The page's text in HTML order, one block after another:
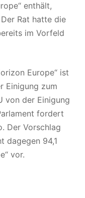
enthält,
Rat hatte die
im Vorfeld
Europe“ ist
Einigung zum
von der Einigung
fordert
Der Vorschlag
dagegen 94,1
vor.